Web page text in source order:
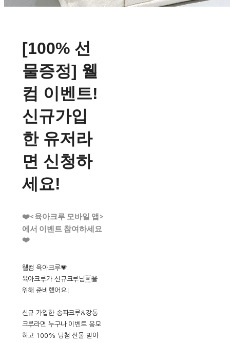
[100% 선
물증정] 웰
컴 이벤트!
신규가입
한 유저라
면 신청하
세요!
❤️<육아크루 모바일 앱>
에서 이벤트 참여하세요
❤️
웰컴 육아크루💗
육아크루가 신규크루님을
위해 준비했어요!
신규 가입한 송파크루&강동
크루라면 누구나 이벤트 응모
하고 100% 당첨 선물 받아